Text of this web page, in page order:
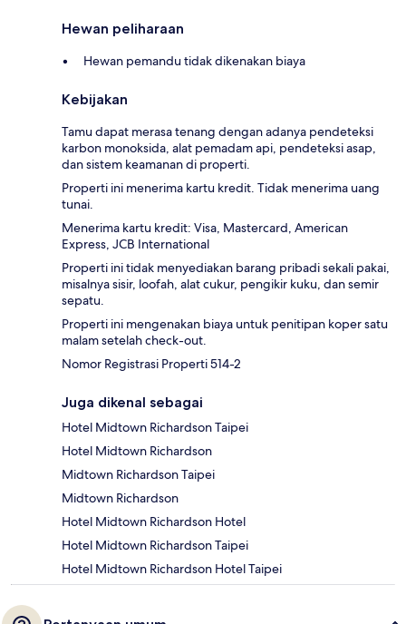
Hewan peliharaan
Hewan pemandu tidak dikenakan biaya
Kebijakan
Tamu dapat merasa tenang dengan adanya pendeteksi
karbon monoksida, alat pemadam api, pendeteksi asap,
dan sistem keamanan di properti.
Properti ini menerima kartu kredit. Tidak menerima uang
tunai.
Menerima kartu kredit: Visa, Mastercard, American
Express, JCB International
Properti ini tidak menyediakan barang pribadi sekali pakai,
misalnya sisir, loofah, alat cukur, pengikir kuku, dan semir
sepatu.
Properti ini mengenakan biaya untuk penitipan koper satu
malam setelah check-out.
Nomor Registrasi Properti 514-2
Juga dikenal sebagai
Hotel Midtown Richardson Taipei
Hotel Midtown Richardson
Midtown Richardson Taipei
Midtown Richardson
Hotel Midtown Richardson Hotel
Hotel Midtown Richardson Taipei
Hotel Midtown Richardson Hotel Taipei